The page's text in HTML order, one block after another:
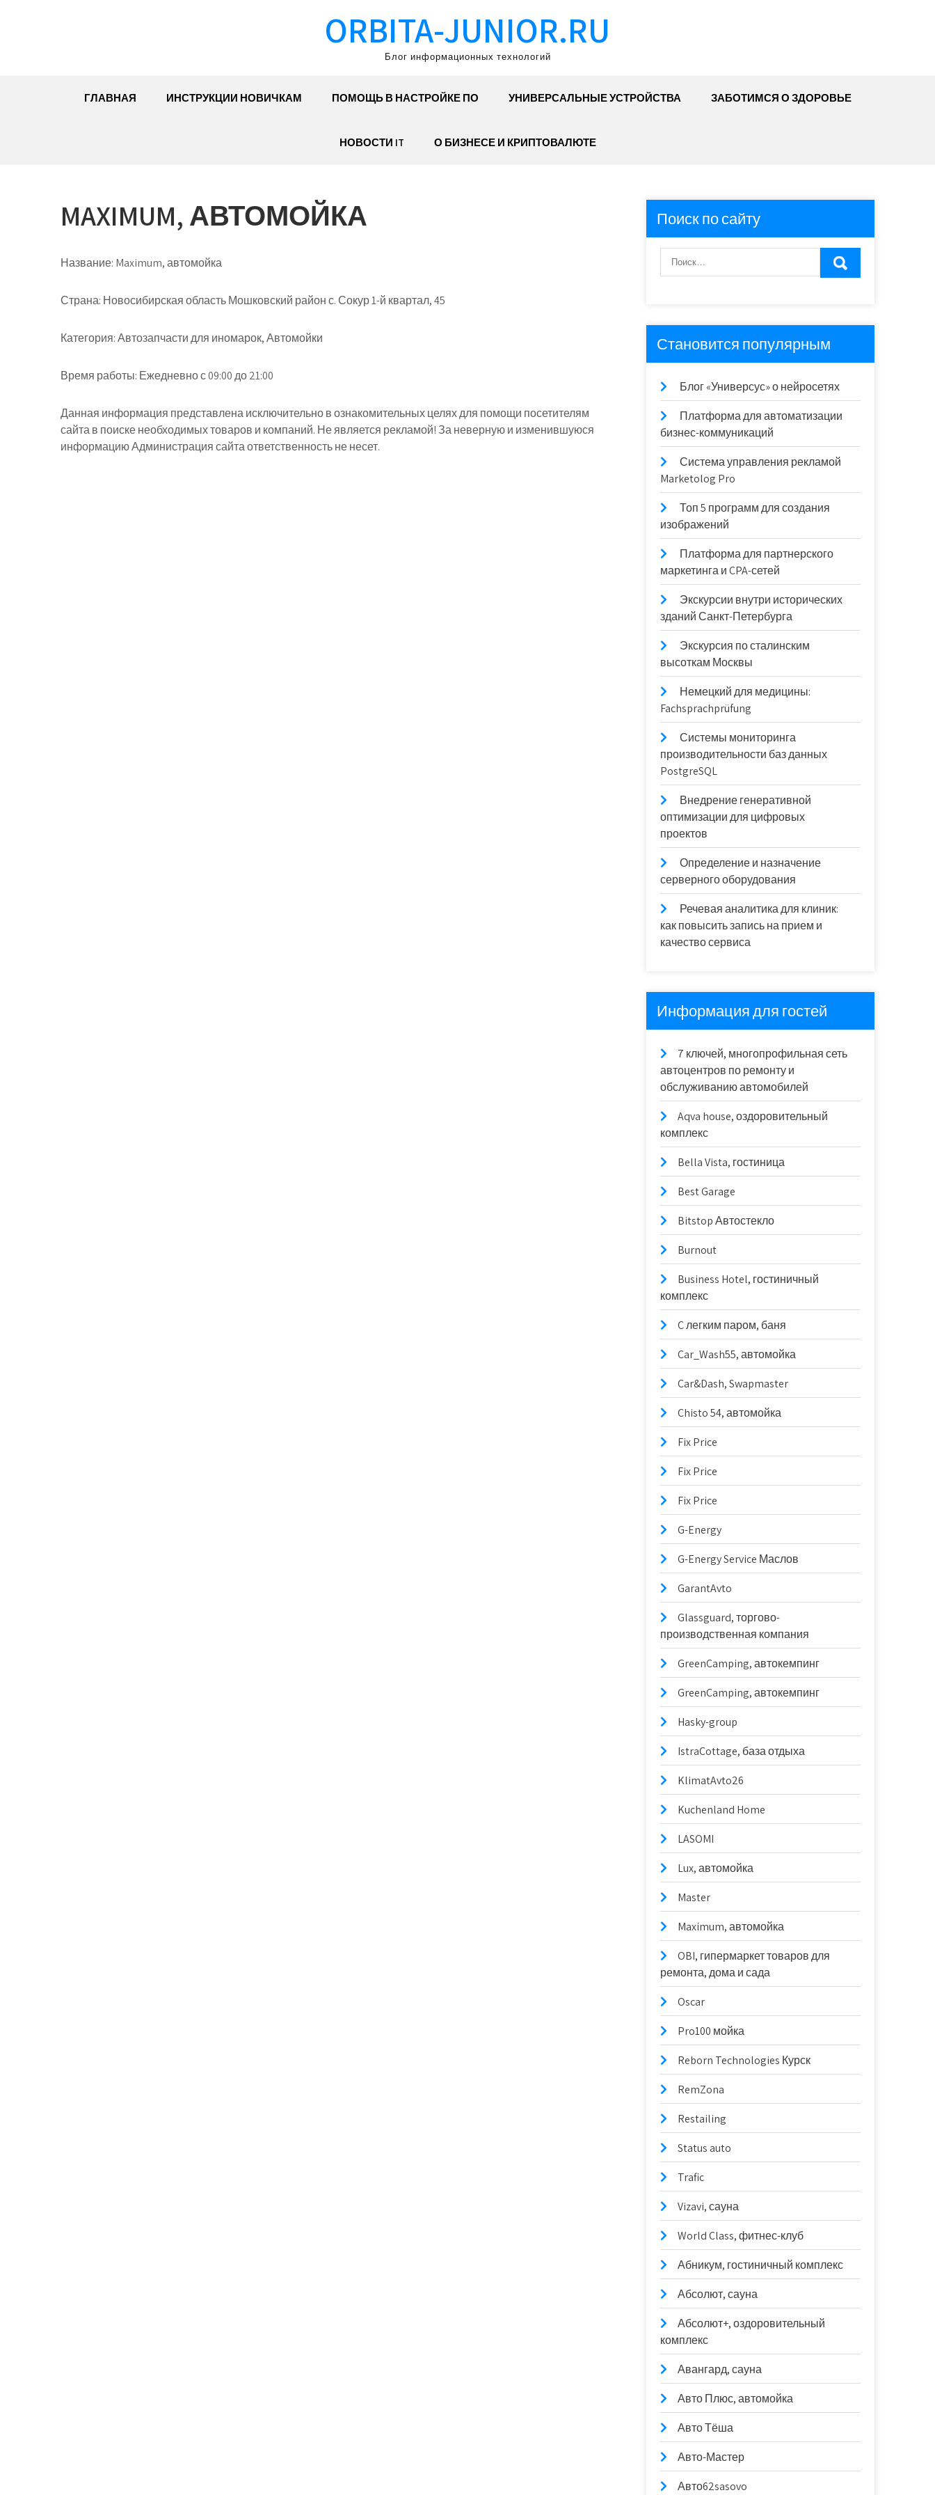
ORBITA-JUNIOR.RU
Блог информационных технологий
ГЛАВНАЯ ИНСТРУКЦИИ НОВИЧКАМ ПОМОЩЬ В НАСТРОЙКЕ ПО УНИВЕРСАЛЬНЫЕ УСТРОЙСТВА ЗАБОТИМСЯ О ЗДОРОВЬЕ
НОВОСТИ IT О БИЗНЕСЕ И КРИПТОВАЛЮТЕ
MAXIMUM, АВТОМОЙКА
Название: Maximum, автомойка
Страна: Новосибирская область Мошковский район с. Сокур 1-й квартал, 45
Категория:Автозапчасти для иномарок, Автомойки
Время работы: Ежедневно с 09:00 до 21:00
Данная информация представлена исключительно в ознакомительных целях для помощи посетителям
сайта в поиске необходимых товаров и компаний. Не является рекламой! За неверную и изменившуюся
информацию Администрация сайта ответственность не несет.
Поиск по сайту
Становится популярным
Блог «Универсус» о нейросетях
Платформа для автоматизации
бизнес-коммуникаций
Система управления рекламой
Marketolog Pro
Топ 5 программ для создания
изображений
Платформа для партнерского
маркетинга и CPA-сетей
Экскурсии внутри исторических
зданий Санкт-Петербурга
Экскурсия по сталинским
высоткам Москвы
Немецкий для медицины:
Fachsprachprüfung
Системы мониторинга
производительности баз данных
PostgreSQL
Внедрение генеративной
оптимизации для цифровых
проектов
Определение и назначение
серверного оборудования
Речевая аналитика для клиник:
как повысить запись на прием и
качество сервиса
Информация для гостей
7 ключей, многопрофильная сеть
автоцентров по ремонту и
обслуживанию автомобилей
Aqva house, оздоровительный
комплекс
Bella Vista, гостиница
Best Garage
Bitstop Автостекло
Burnout
Business Hotel, гостиничный
комплекс
C легким паром, баня
Car_Wash55, автомойка
Car&Dash, Swapmaster
Chisto 54, автомойка
Fix Price
Fix Price
Fix Price
G-Energy
G-Energy Service Маслов
GarantAvto
Glassguard, торгово-
производственная компания
GreenCamping, автокемпинг
GreenCamping, автокемпинг
Hasky-group
IstraCottage, база отдыха
KlimatAvto26
Kuchenland Home
LASOMI
Lux, автомойка
Master
Maximum, автомойка
OBI, гипермаркет товаров для
ремонта, дома и сада
Oscar
Pro100 мойка
Reborn Technologies Курск
RemZona
Restailing
Status auto
Trafic
Vizavi, сауна
World Class, фитнес-клуб
Абникум, гостиничный комплекс
Абсолют, сауна
Абсолют+, оздоровительный
комплекс
Авангард, сауна
Авто Плюс, автомойка
Авто Тёша
Авто-Мастер
Авто62sasovo